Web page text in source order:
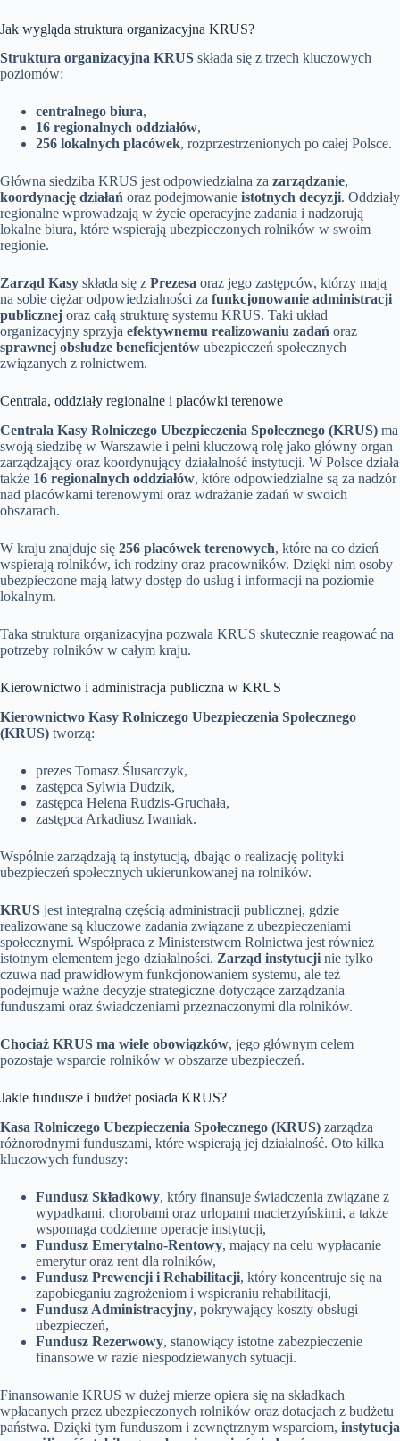
Jak wygląda struktura organizacyjna KRUS?
Struktura organizacyjna KRUS składa się z trzech kluczowych
poziomów:
centralnego biura,
16 regionalnych oddziałów,
256 lokalnych placówek, rozprzestrzenionych po całej Polsce.
Główna siedziba KRUS jest odpowiedzialna za zarządzanie,
koordynację działań oraz podejmowanie istotnych decyzji. Oddziały
regionalne wprowadzają w życie operacyjne zadania i nadzorują
lokalne biura, które wspierają ubezpieczonych rolników w swoim
regionie.
Zarząd Kasy składa się z Prezesa oraz jego zastępców, którzy mają
na sobie ciężar odpowiedzialności za funkcjonowanie administracji
publicznej oraz całą strukturę systemu KRUS. Taki układ
organizacyjny sprzyja efektywnemu realizowaniu zadań oraz
sprawnej obsłudze beneficjentów ubezpieczeń społecznych
związanych z rolnictwem.
Centrala, oddziały regionalne i placówki terenowe
Centrala Kasy Rolniczego Ubezpieczenia Społecznego (KRUS) ma
swoją siedzibę w Warszawie i pełni kluczową rolę jako główny organ
zarządzający oraz koordynujący działalność instytucji. W Polsce działa
także 16 regionalnych oddziałów, które odpowiedzialne są za nadzór
nad placówkami terenowymi oraz wdrażanie zadań w swoich
obszarach.
W kraju znajduje się 256 placówek terenowych, które na co dzień
wspierają rolników, ich rodziny oraz pracowników. Dzięki nim osoby
ubezpieczone mają łatwy dostęp do usług i informacji na poziomie
lokalnym.
Taka struktura organizacyjna pozwala KRUS skutecznie reagować na
potrzeby rolników w całym kraju.
Kierownictwo i administracja publiczna w KRUS
Kierownictwo Kasy Rolniczego Ubezpieczenia Społecznego
(KRUS) tworzą:
prezes Tomasz Ślusarczyk,
zastępca Sylwia Dudzik,
zastępca Helena Rudzis-Gruchała,
zastępca Arkadiusz Iwaniak.
Wspólnie zarządzają tą instytucją, dbając o realizację polityki
ubezpieczeń społecznych ukierunkowanej na rolników.
KRUS jest integralną częścią administracji publicznej, gdzie
realizowane są kluczowe zadania związane z ubezpieczeniami
społecznymi. Współpraca z Ministerstwem Rolnictwa jest również
istotnym elementem jego działalności. Zarząd instytucji nie tylko
czuwa nad prawidłowym funkcjonowaniem systemu, ale też
podejmuje ważne decyzje strategiczne dotyczące zarządzania
funduszami oraz świadczeniami przeznaczonymi dla rolników.
Chociaż KRUS ma wiele obowiązków, jego głównym celem
pozostaje wsparcie rolników w obszarze ubezpieczeń.
Jakie fundusze i budżet posiada KRUS?
Kasa Rolniczego Ubezpieczenia Społecznego (KRUS) zarządza
różnorodnymi funduszami, które wspierają jej działalność. Oto kilka
kluczowych funduszy:
Fundusz Składkowy, który finansuje świadczenia związane z
wypadkami, chorobami oraz urlopami macierzyńskimi, a także
wspomaga codzienne operacje instytucji,
Fundusz Emerytalno-Rentowy, mający na celu wypłacanie
emerytur oraz rent dla rolników,
Fundusz Prewencji i Rehabilitacji, który koncentruje się na
zapobieganiu zagrożeniom i wspieraniu rehabilitacji,
Fundusz Administracyjny, pokrywający koszty obsługi
ubezpieczeń,
Fundusz Rezerwowy, stanowiący istotne zabezpieczenie
finansowe w razie niespodziewanych sytuacji.
Finansowanie KRUS w dużej mierze opiera się na składkach
wpłacanych przez ubezpieczonych rolników oraz dotacjach z budżetu
państwa. Dzięki tym funduszom i zewnętrznym wsparciom, instytucja